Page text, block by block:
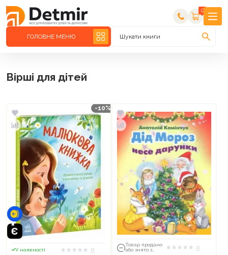
0
ГОЛОВНЕ МЕНЮ Шукати книги
Вірші для дітей
-10%
У наявності
0
Товар продано
або знято з
0